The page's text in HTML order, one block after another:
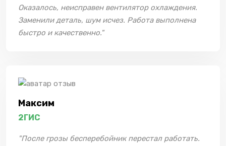
Оказалось, неисправен вентилятор охлаждения.
Заменили деталь, шум исчез. Работа выполнена
быстро и качественно."
Максим
2ГИС
"После грозы бесперебойник перестал работать.